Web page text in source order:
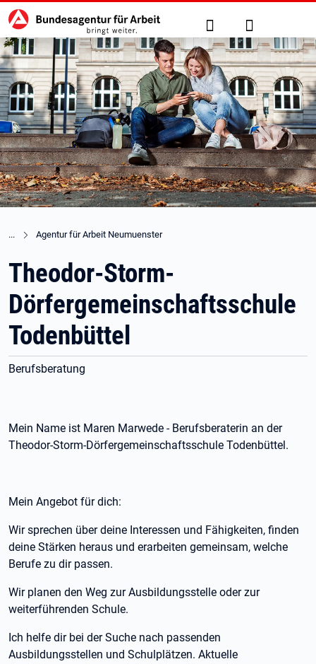
zu den Hauptinhalten springen
Hauptnavigation Suche Anmelden
Agentur für Arbeit Neumuenster
Theodor-Storm-
Dörfergemeinschaftsschule
Todenbüttel
Berufsberatung
Mein Name ist Maren Marwede - Berufsberaterin an der
Theodor-Storm-Dörfergemeinschaftsschule Todenbüttel.
Mein Angebot für dich:
Wir sprechen über deine Interessen und Fähigkeiten, finden
deine Stärken heraus und erarbeiten gemeinsam, welche
Berufe zu dir passen.
Wir planen den Weg zur Ausbildungsstelle oder zur
weiterführenden Schule.
Ich helfe dir bei der Suche nach passenden
Ausbildungsstellen und Schulplätzen. Aktuelle